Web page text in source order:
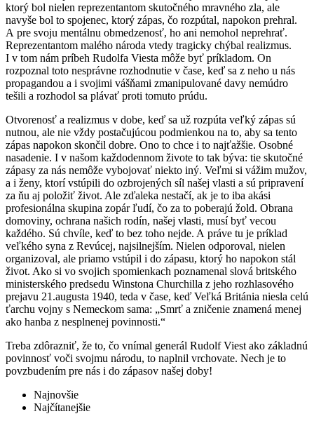
ktorý bol nielen reprezentantom skutočného mravného zla, ale
navyše bol to spojenec, ktorý zápas, čo rozpútal, napokon prehral.
A pre svoju mentálnu obmedzenosť, ho ani nemohol neprehrať.
Reprezentantom malého národa vtedy tragicky chýbal realizmus.
I v tom nám príbeh Rudolfa Viesta môže byť príkladom. On
rozpoznal toto nesprávne rozhodnutie v čase, keď sa z neho u nás
propagandou a i svojimi vášňami zmanipulované davy nemúdro
tešili a rozhodol sa plávať proti tomuto prúdu.
Otvorenosť a realizmus v dobe, keď sa už rozpúta veľký zápas sú
nutnou, ale nie vždy postačujúcou podmienkou na to, aby sa tento
zápas napokon skončil dobre. Ono to chce i to najťažšie. Osobné
nasadenie. I v našom každodennom živote to tak býva: tie skutočné
zápasy za nás nemôže vybojovať niekto iný. Veľmi si vážim mužov,
a i ženy, ktorí vstúpili do ozbrojených síl našej vlasti a sú pripravení
za ňu aj položiť život. Ale zďaleka nestačí, ak je to iba akási
profesionálna skupina zopár ľudí, čo za to poberajú žold. Obrana
domoviny, ochrana našich rodín, našej vlasti, musí byť vecou
každého. Sú chvíle, keď to bez toho nejde. A práve tu je príklad
veľkého syna z Revúcej, najsilnejším. Nielen odporoval, nielen
organizoval, ale priamo vstúpil i do zápasu, ktorý ho napokon stál
život. Ako si vo svojich spomienkach poznamenal slová britského
ministerského predsedu Winstona Churchilla z jeho rozhlasového
prejavu 21.augusta 1940, teda v čase, keď Veľká Británia niesla celú
ťarchu vojny s Nemeckom sama: „Smrť a zničenie znamená menej
ako hanba z nesplnenej povinnosti.“
Treba zdôrazniť, že to, čo vnímal generál Rudolf Viest ako základnú
povinnosť voči svojmu národu, to naplnil vrchovate. Nech je to
povzbudením pre nás i do zápasov našej doby!
Najnovšie
Najčítanejšie